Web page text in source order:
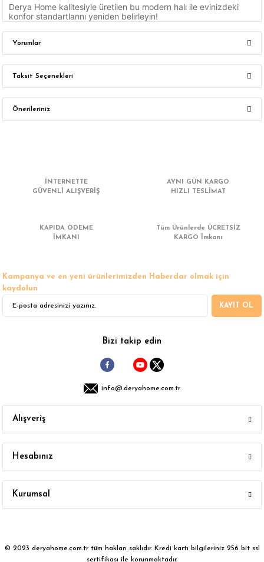
Derya Home kalitesiyle üretilen bu modern halı ile evinizdeki
konfor standartlarını yeniden belirleyin!
Yorumlar
Bu ürüne ilk yorumu siz yapın!
Yorum Yaz
Taksit Seçenekleri
Önerileriniz
Ürün resmi kalitesiz, bozuk veya görüntülenemiyor.
Ürün bilgilerinde hatalar bulunuyor.
Gönder
İNTERNETTE
GÜVENLİ ALIŞVERİŞ
AYNI GÜN KARGO
HIZLI TESLİMAT
KAPIDA ÖDEME
İMKANI
Tüm Ürünlerde ÜCRETSİZ
KARGO İmkanı
Kampanya ve en yeni ürünlerimizden Haberdar olmak için
kaydolun
KAYIT OL
Bizi takip edin
info@.deryahome.com.tr
Alışveriş
Hesabınız
Kurumsal
© 2023 deryahome.com.tr tüm hakları saklıdır. Kredi kartı bilgileriniz 256 bit ssl
sertifikası ile korunmaktadır.